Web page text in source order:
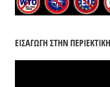
ΕΙΣΑΓΩΓΗ ΣΤΗΝ